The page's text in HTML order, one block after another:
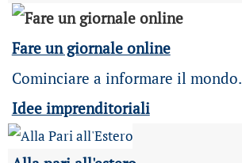
Fare un giornale online
Cominciare a informare il mondo.
Idee imprenditoriali